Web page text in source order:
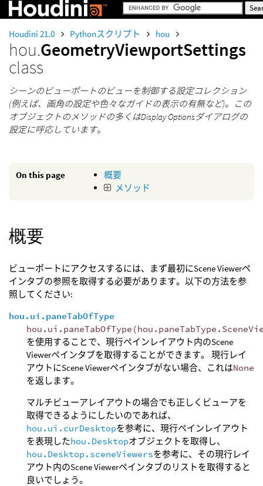
Houdini 21.0 Pythonスクリプト hou
hou.GeometryViewportSettings
class
シーンのビューポートのビューを制御する設定コレクション
(例えば、画角の設定や色々なガイドの表示の有無など)。この
オブジェクトのメソッドの多くはDisplay Optionsダイアログの
設定に呼応しています。
On this page
概要
メソッド
概要
ビューポートにアクセスするには、まず最初にScene Viewerペ
インタブの参照を取得する必要があります。以下の方法を参
照してください:
hou.ui.paneTabOfType
を使用することで、現行ペインレイアウト内のScene
Viewerペインタブを取得することができます。 現行レイ
アウトにScene Viewerペインタブがない場合、これはNone
を返します。
マルチビューアレイアウトの場合でも正しくビューアを
取得できるようにしたいのであれば、
hou.ui.curDesktopを参考に、現行ペインレイアウト
を表現したhou.Desktopオブジェクトを取得し、
hou.Desktop.sceneViewersを参考に、その現行レイ
アウト内のScene Viewerペインタブのリストを取得すると
良いでしょう。